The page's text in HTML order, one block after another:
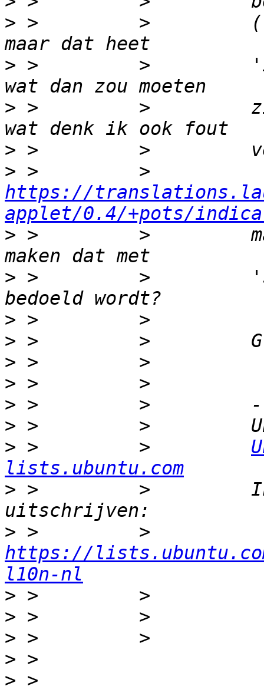
> >         >
> >         >
> >         >
>
>
https://
applet/0.4/+pots/
> >         >
> >         >
>
>
>
>
>
>
> >         >
lists.ubuntu.com
> >         >
>
https://
l10n-nl
>
>
>
>
>